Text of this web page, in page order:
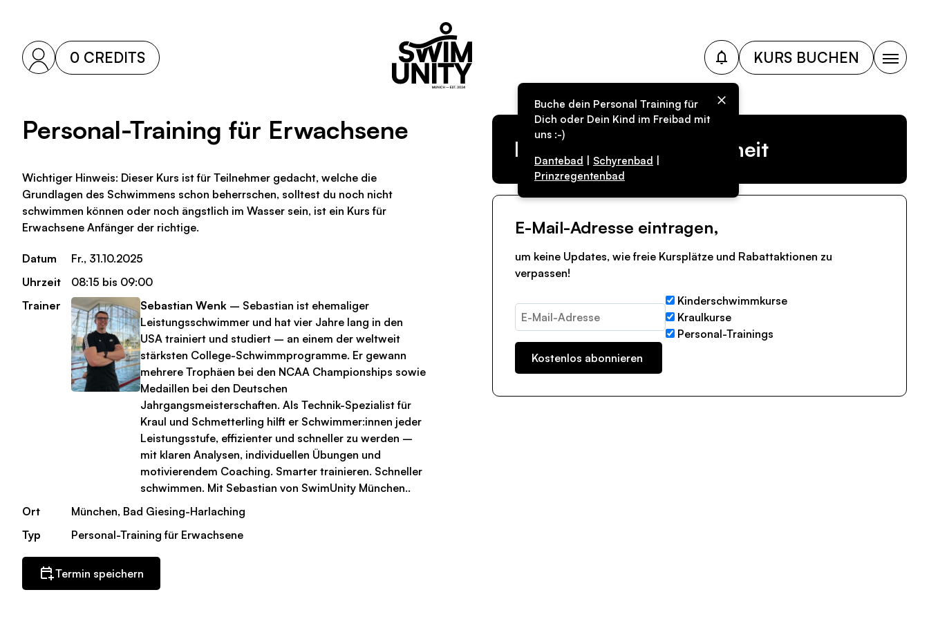
0 CREDITS
Buche dein Personal Training für
Dich oder Dein Kind im Freibad mit
uns :-)
Dantebad
Schyrenbad
Prinzregentenbad
KURS BUCHEN
Personal-Training für Erwachsene
Wichtiger Hinweis: Dieser Kurs ist für Teilnehmer gedacht, welche die
Grundlagen des Schwimmens schon beherrschen, solltest du noch nicht
schwimmen können oder noch ängstlich im Wasser sein, ist ein Kurs für
Erwachsene Anfänger der richtige.
Datum
Fr., 31.10.2025
Uhrzeit
08:15 bis 09:00
Trainer
Sebastian Wenk – Sebastian ist ehemaliger
Leistungsschwimmer und hat vier Jahre lang in den
USA trainiert und studiert – an einem der weltweit
stärksten College-Schwimmprogramme. Er gewann
mehrere Trophäen bei den NCAA Championships sowie
Medaillen bei den Deutschen
Jahrgangsmeisterschaften. Als Technik-Spezialist für
Kraul und Schmetterling hilft er Schwimmer:innen jeder
Leistungsstufe, effizienter und schneller zu werden –
mit klaren Analysen, individuellen Übungen und
motivierendem Coaching. Smarter trainieren. Schneller
schwimmen. Mit Sebastian von SwimUnity München..
Ort
München, Bad Giesing-Harlaching
Typ
Personal-Training für Erwachsene
Termin speichern
Kurs in der Vergangenheit
E-Mail-Adresse eintragen,
um keine Updates, wie freie Kursplätze und Rabattaktionen zu
verpassen!
Kinderschwimmkurse
Kraulkurse
Personal-Trainings